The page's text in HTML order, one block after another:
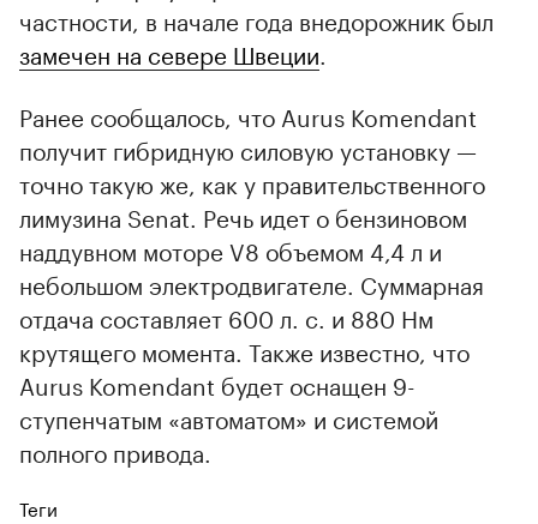
частности, в начале года внедорожник был
замечен на севере Швеции.
Ранее сообщалось, что Aurus Komendant
получит гибридную силовую установку —
точно такую же, как у правительственного
лимузина Senat. Речь идет о бензиновом
наддувном моторе V8 объемом 4,4 л и
небольшом электродвигателе. Суммарная
отдача составляет 600 л. с. и 880 Нм
крутящего момента. Также известно, что
Aurus Komendant будет оснащен 9-
ступенчатым «автоматом» и системой
полного привода.
Теги